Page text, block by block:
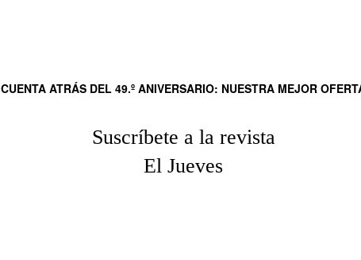
CUENTA ATRÁS DEL 49.º ANIVERSARIO: NUESTRA MEJOR
Suscríbete a la revista
El Jueves